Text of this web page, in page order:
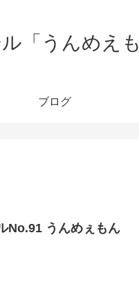
「うんめえも
ブログ
No.91 うんめぇもん